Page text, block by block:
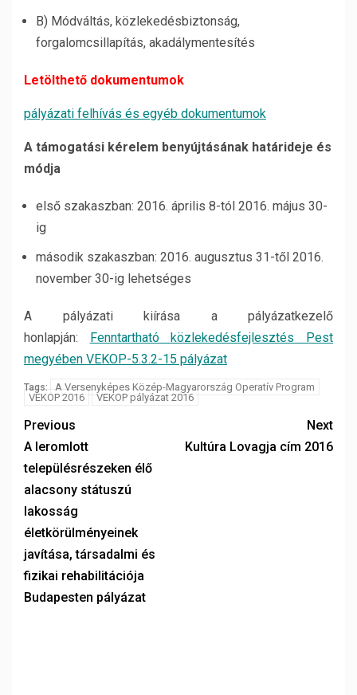
B) Módváltás, közlekedésbiztonság,
forgalomcsillapítás, akadálymentesítés
Letölthető dokumentumok
pályázati felhívás és egyéb dokumentumok
A támogatási kérelem benyújtásának határideje és
módja
első szakaszban: 2016. április 8-tól 2016. május 30-
ig
második szakaszban: 2016. augusztus 31-től 2016.
november 30-ig lehetséges
A pályázati kiírása a pályázatkezelő
honlapján: Fenntartható közlekedésfejlesztés Pest
megyében VEKOP-5.3.2-15 pályázat
Tags:
A Versenyképes Közép-Magyarország Operatív Program
VEKOP 2016
VEKOP pályázat 2016
Previous
A leromlott
településrészeken élő
alacsony státuszú
lakosság
életkörülményeinek
javítása, társadalmi és
fizikai rehabilitációja
Budapesten pályázat
Next
Kultúra Lovagja cím 2016